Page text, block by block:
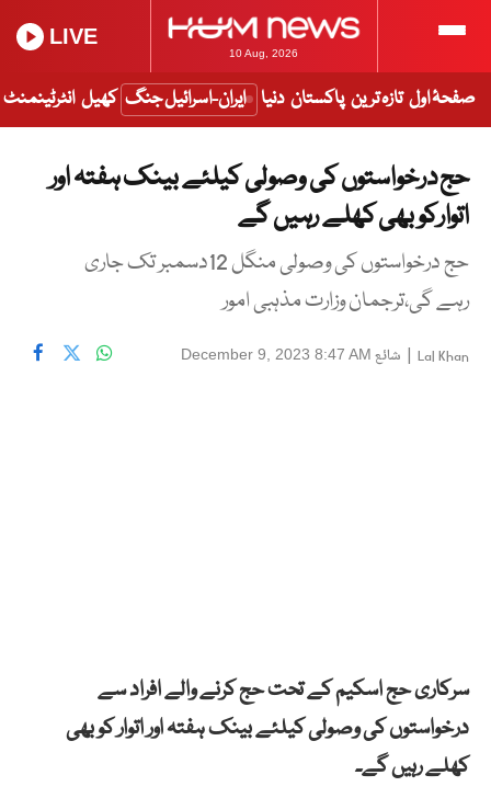
10 Aug, 2026
LIVE
صفحۂ اول تازہ ترین پاکستان دنیا ایران-اسرائیل جنگ کھیل انٹرٹینمنٹ
حج درخواستوں کی وصولی کیلئے بینک ہفتہ اور
اتوارکو بھی کھلے رہیں گے
حج درخواستوں کی وصولی منگل 12دسمبر تک جاری
رہے گی،ترجمان وزارت مذہبی امور
Lal Khan
| شائع December 9, 2023 8:47 AM
سرکاری حج اسکیم کے تحت حج کرنے والے افراد سے
درخواستوں کی وصولی کیلئے بینک ہفتہ اور اتوار کو بھی
کھلے رہیں گے۔